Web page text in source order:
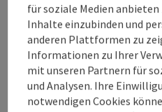
Öffnungszeiten
DIDienstag geöffnet
MIMittwoch geöffnet
DODonnerstag
FRFreitag
SASamstag
SOFE
für soziale Medien
Inhalte einzubinden und
anderen Plattformen zu
Informationen zu Ihrer
mit unseren Partnern für
und Analysen. Ihre
notwendigen Cookies